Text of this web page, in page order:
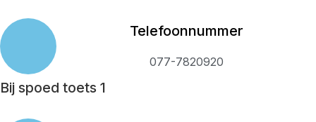
Telefoonnummer
077-7820920
Bij spoed toets 1